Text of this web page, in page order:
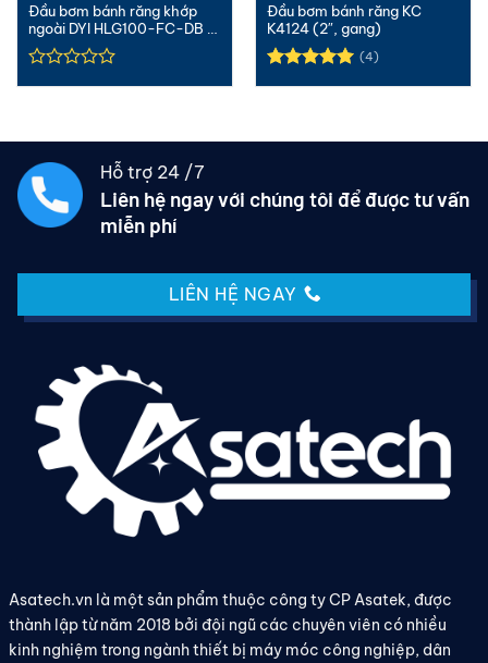
Đầu bơm bánh răng khớp
ngoài DYI HLG100-FC-DB |
5″ Gang
Đầu bơm bánh răng KC
K4124 (2″, gang)
Được xếp
(4)
Hỗ trợ 24 /7
Liên hệ ngay với chúng tôi để được tư vấn
miễn phí
LIÊN HỆ NGAY
Asatech.vn là một sản phẩm thuộc công ty CP Asatek, được
thành lập từ năm 2018 bởi đội ngũ các chuyên viên có nhiều
kinh nghiệm trong ngành thiết bị máy móc công nghiệp, dân